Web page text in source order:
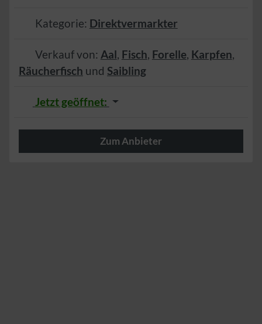
Kategorie: Direktvermarkter
Verkauf von: Aal, Fisch, Forelle, Karpfen,
Räucherfisch und Saibling
Jetzt geöffnet:
Zum Anbieter